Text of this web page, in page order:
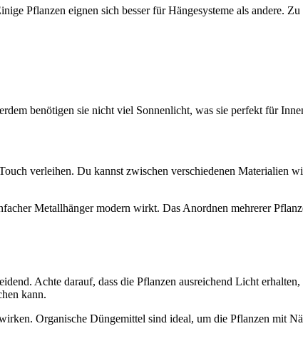
Pflanzen eignen sich besser für Hängesysteme als andere.
benötigen sie nicht viel Sonnenlicht, was sie perfekt für
verleihen. Du kannst zwischen verschiedenen Materialien
Metallhänger modern wirkt. Das Anordnen mehrerer
Achte darauf, dass die Pflanzen ausreichend Licht
kann.
Organische Düngemittel sind ideal, um die Pflanzen mit